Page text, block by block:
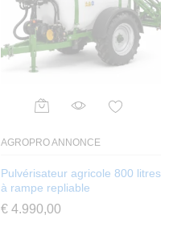
AGROPRO ANNONCE
Pulvérisateur agricole 800 litres
à rampe repliable
€ 4.990,00